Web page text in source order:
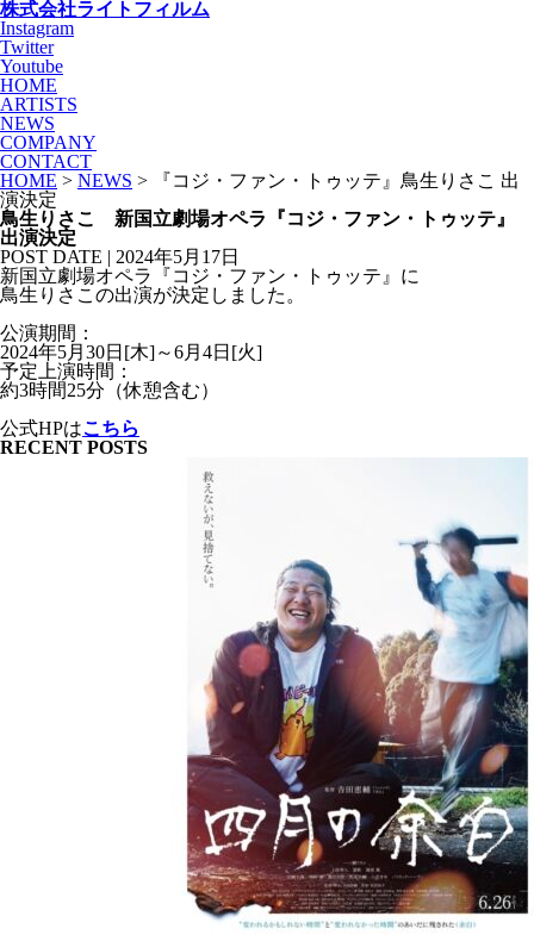
株式会社ライトフィルム
Instagram
Twitter
Youtube
HOME
ARTISTS
NEWS
COMPANY
CONTACT
HOME > NEWS > 『コジ・ファン・トゥッテ』鳥生りさこ 出
演決定
鳥生りさこ 新国立劇場オペラ『コジ・ファン・トゥッテ』
出演決定
POST DATE | 2024年5月17日
新国立劇場オペラ『コジ・ファン・トゥッテ』に
鳥生りさこの出演が決定しました。
公演期間：
2024年5月30日[木]～6月4日[火]
予定上演時間：
約3時間25分（休憩含む）
公式HPはこちら
RECENT POSTS